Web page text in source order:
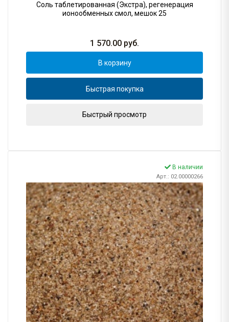
Соль таблетированная (Экстра), регенерация
ионообменных смол, мешок 25
1 570.00 руб.
В корзину
Быстрая покупка
Быстрый просмотр
В наличии
Арт.: 02.00000266